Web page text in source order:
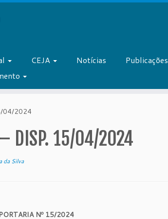
CEJA Notícias Publicações
04/2024
DISP. 15/04/2024
da Silva
PORTARIA Nº 15/2024